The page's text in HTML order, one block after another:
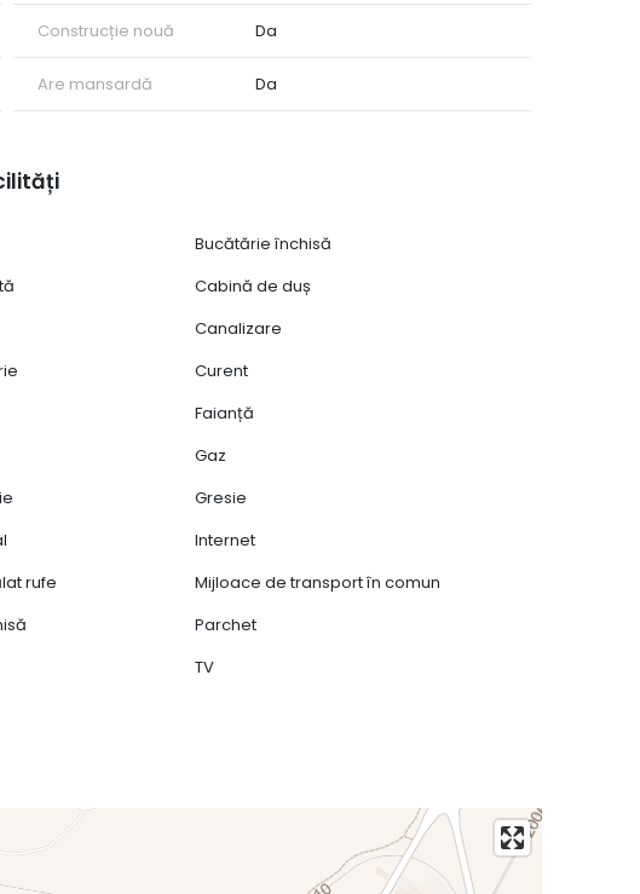
Construcție nouă Da
Are mansardă Da
Bucătărie închisă
Cabină de duș
Canalizare
Curent
Faianță
Gaz
Gresie
Internet
rufe
Mijloace de transport în comun
Parchet
TV